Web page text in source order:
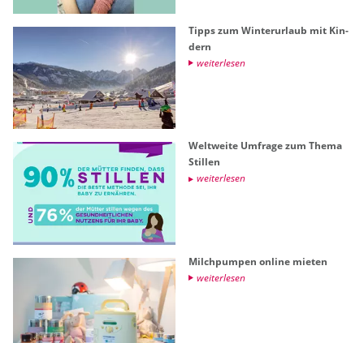
Tipps zum Win­ter­ur­laub mit Kin­
dern
wei­ter­le­sen
Welt­wei­te Um­fra­ge zum Thema
Stil­len
wei­ter­le­sen
Milch­pum­pen on­line mie­ten
wei­ter­le­sen